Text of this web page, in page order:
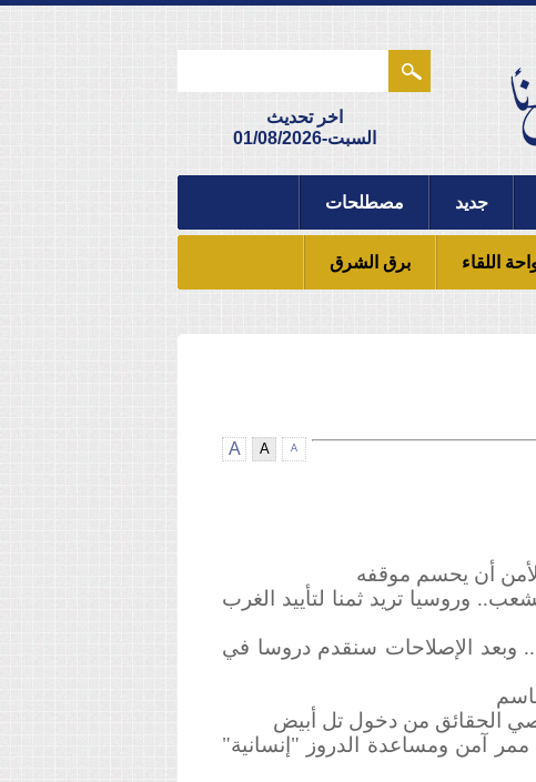
اخر تحديث
السبت-01/08/2026
جديد مصطلحات
اللقاء برق الشرق
A
A
A
موجهة للشعب.. وروسيا تريد ثمنا لتأييد الغرب
إعلان حرب.. وبعد الإصلاحات سنقدم دروسا في
والعراق ولا ممر آمن ومساعدة الدروز "إنسانية"